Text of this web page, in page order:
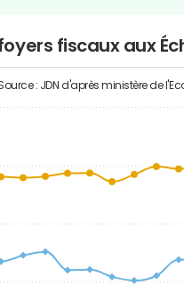
fiscaux aux
: JDN d'après ministère de